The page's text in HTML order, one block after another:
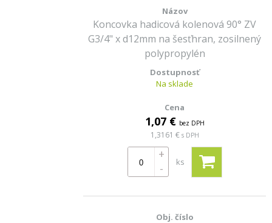
Koncovka hadicová kolenová 90° ZV
G3/4" x d12mm na šesťhran, zosilnený
polypropylén
Na sklade
1,07 € bez DPH
1,3161 € s DPH
+
-
ks